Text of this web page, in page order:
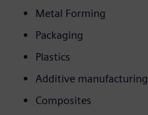
Metal Forming
Packaging
Plastics
Additive manufacturing
Composites